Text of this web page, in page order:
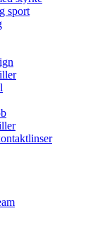
sport